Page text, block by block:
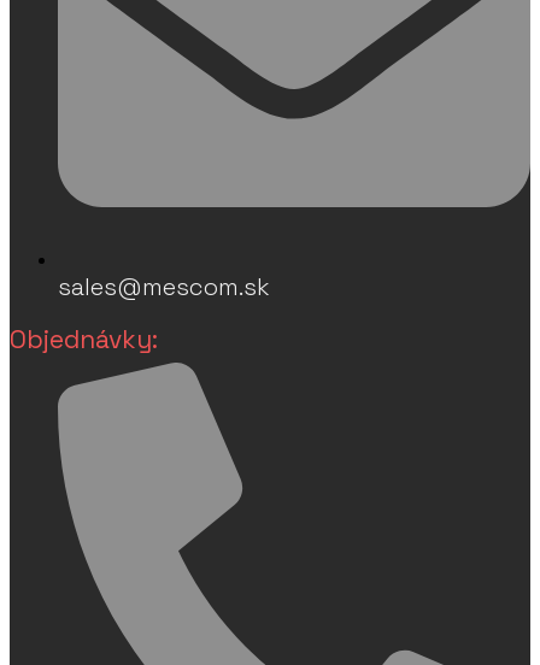
sales@mescom.sk
Objednávky: